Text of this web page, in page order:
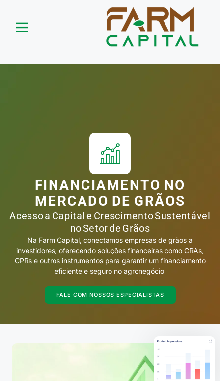
FINANCIAMENTO NO
MERCADO DE GRÃOS
Acesso a Capital e Crescimento Sustentável
no Setor de Grãos
Na Farm Capital, conectamos empresas de grãos a
investidores, oferecendo soluções financeiras como CRAs,
CPRs e outros instrumentos para garantir um financiamento
eficiente e seguro no agronegócio.
FALE COM NOSSOS ESPECIALISTAS